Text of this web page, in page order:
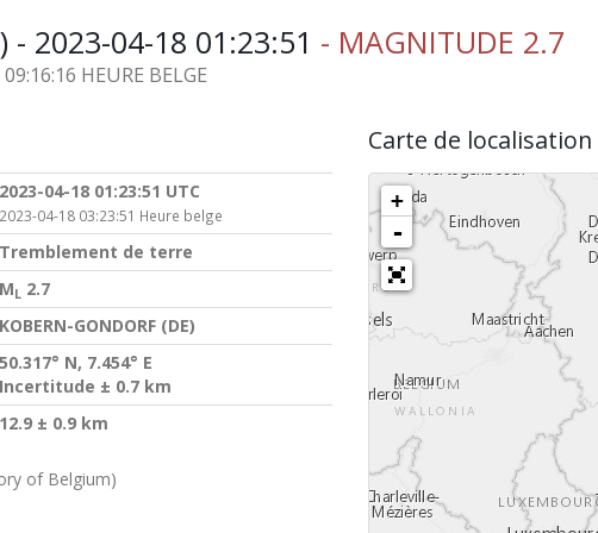
- 2023-04-18 01:23:51 - MAGNITUDE 2.7
HEURE BELGE
2023-04-18 01:23:51 UTC
2023-04-18 03:23:51 Heure belge
Tremblement de terre
ML 2.7
KOBERN-GONDORF (DE)
50.317° N, 7.454° E
Incertitude ± 0.7 km
12.9 ± 0.9 km
of Belgium)
Carte de localisation
+
-